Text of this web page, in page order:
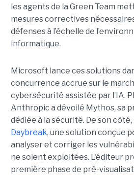
les agents de la Green Team
mesures correctives
défenses à l’échelle de
informatique.
Microsoft lance ces solutions
concurrence accrue sur le
cybersécurité assistée par l’IA.
Anthropic a dévoilé Mythos, sa
dédiée à la sécurité. De son
Daybreak, une solution conçue
analyser et corriger les
ne soient exploitées. L'éditeur
première phase de pré-